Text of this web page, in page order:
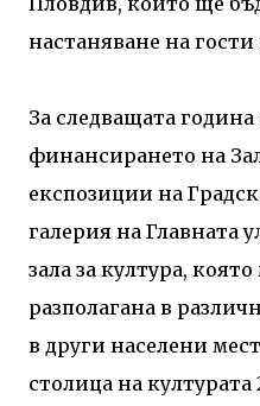
настаняване на гости
За следващата
финансирането на
експозиции на
галерия на Главната
зала за култура,
разполагана в
в други населени
столица на